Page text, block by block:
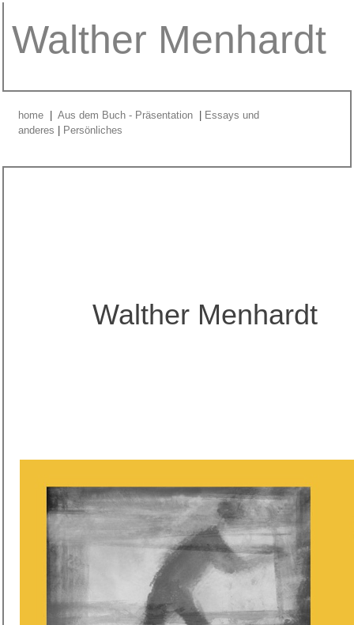
Walther Menhardt
home Aus dem Buch - Präsentation
Essays und
anderes
Persönliches
Walther